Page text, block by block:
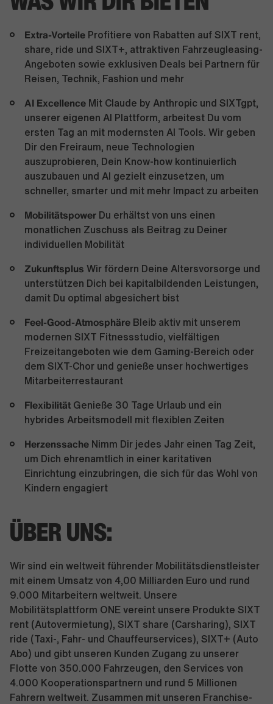
Extra-Vorteile Profitiere von Rabatten auf SIXT rent,
share, ride und SIXT+, attraktiven Fahrzeugleasing-
Angeboten sowie exklusiven Deals bei Partnern für
Reisen, Technik, Fashion und mehr
AI Excellence Mit Claude by Anthropic und SIXTgpt,
unserer eigenen AI Plattform, arbeitest Du vom
ersten Tag an mit modernsten AI Tools. Wir geben
Dir den Freiraum, neue Technologien
auszuprobieren, Dein Know-how kontinuierlich
auszubauen und AI gezielt einzusetzen, um
schneller, smarter und mit mehr Impact zu arbeiten
Mobilitätspower Du erhältst von uns einen
monatlichen Zuschuss als Beitrag zu Deiner
individuellen Mobilität
Zukunftsplus Wir fördern Deine Altersvorsorge und
unterstützen Dich bei kapitalbildenden Leistungen,
damit Du optimal abgesichert bist
Feel-Good-Atmosphäre Bleib aktiv mit unserem
modernen SIXT Fitnessstudio, vielfältigen
Freizeitangeboten wie dem Gaming-Bereich oder
dem SIXT-Chor und genieße unser hochwertiges
Mitarbeiterrestaurant
Flexibilität Genieße 30 Tage Urlaub und ein
hybrides Arbeitsmodell mit flexiblen Zeiten
Herzenssache Nimm Dir jedes Jahr einen Tag Zeit,
um Dich ehrenamtlich in einer karitativen
Einrichtung einzubringen, die sich für das Wohl von
Kindern engagiert
ÜBER UNS:
Wir sind ein weltweit führender Mobilitätsdienstleister
mit einem Umsatz von 4,00 Milliarden Euro und rund
9.000 Mitarbeitern weltweit. Unsere
Mobilitätsplattform ONE vereint unsere Produkte SIXT
rent (Autovermietung), SIXT share (Carsharing), SIXT
ride (Taxi-, Fahr- und Chauffeurservices), SIXT+ (Auto
Abo) und gibt unseren Kunden Zugang zu unserer
Flotte von 350.000 Fahrzeugen, den Services von
4.000 Kooperationspartnern und rund 5 Millionen
Fahrern weltweit. Zusammen mit unseren Franchise-